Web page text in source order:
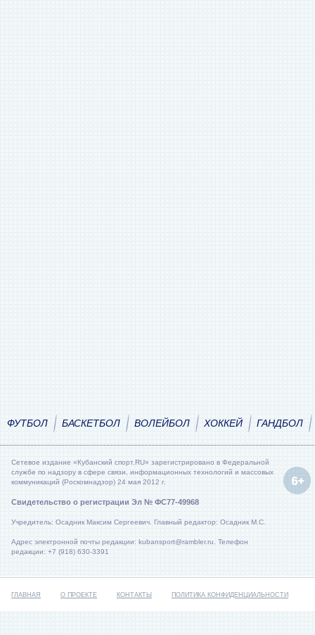
ФУТБОЛ БАСКЕТБОЛ ВОЛЕЙБОЛ ХОККЕЙ ГАНДБОЛ
Сетевое издание «Кубанский спорт.RU» зарегистрировано в Федеральной
службе по надзору в сфере связи, информационных технологий и массовых
коммуникаций (Роскомнадзор) 24 мая 2012 г.
Свидетельство о регистрации Эл № ФС77-49968
Учредитель: Осадник Максим Сергеевич. Главный редактор: Осадник М.С.
Адрес электронной почты редакции: kubansport@rambler.ru. Телефон
редакции: +7 (918) 630-3391
ГЛАВНАЯ О ПРОЕКТЕ КОНТАКТЫ ПОЛИТИКА КОНФИДЕНЦИАЛЬНОСТИ